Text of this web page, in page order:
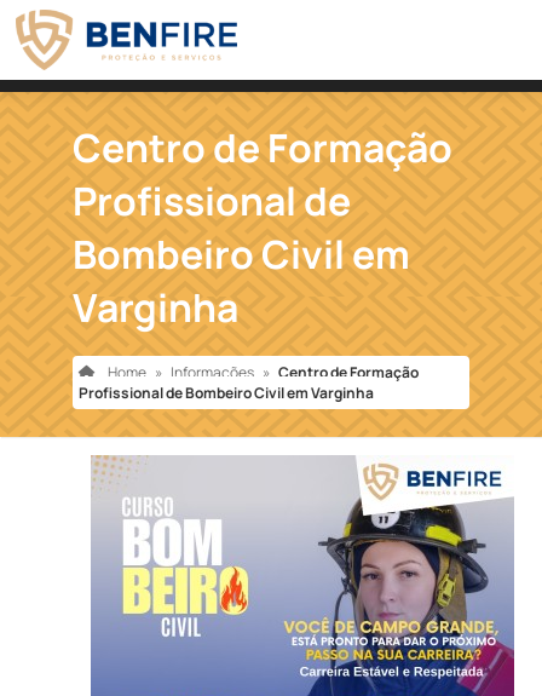
Centro de Formação
Profissional de
Bombeiro Civil em
Varginha
Home » Informações » Centro de Formação
Profissional de Bombeiro Civil em Varginha